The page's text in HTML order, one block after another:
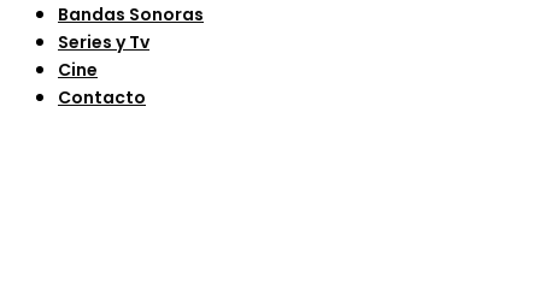
Bandas Sonoras
Series y Tv
Cine
Contacto